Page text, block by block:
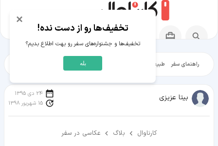
راهنمای سفر طبیعت‌گردی شهرگردی
بیتا عزیزی
24 دی 1395
15 شهریور 1398
کارناوال بلاگ عکاسی در سفر
×
تخفیف‌ها رو از دست نده!
تخفیف‌ها و جشنواره‌های سفر رو بهت اطلاع بدیم؟
بله